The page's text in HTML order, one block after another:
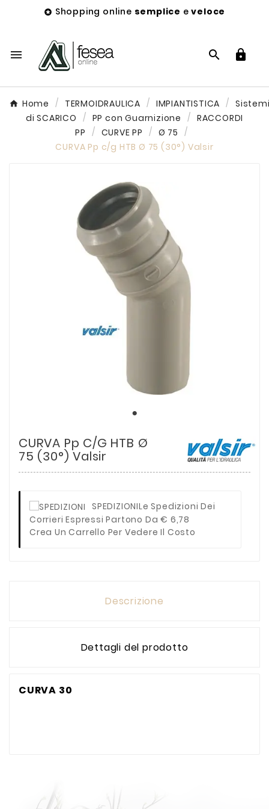
 Shopping online semplice eveloce
  
Home TERMOIDRAULICA IMPIANTISTICA
di SCARICO
PP con Guarnizione
RACCORDI
PP
CURVE PP
Ø 75
CURVA Pp c/g HTB Ø 75 (30°) Valsir
CURVA Pp C/g HTB Ø
75 (30°) Valsir
SPEDIZIONILe Spedizioni Dei
Corrieri Espressi Partono Da € 6,78
Crea Un Carrello Per Vedere Il Costo
Descrizione
Dettagli del prodotto
CURVA 30